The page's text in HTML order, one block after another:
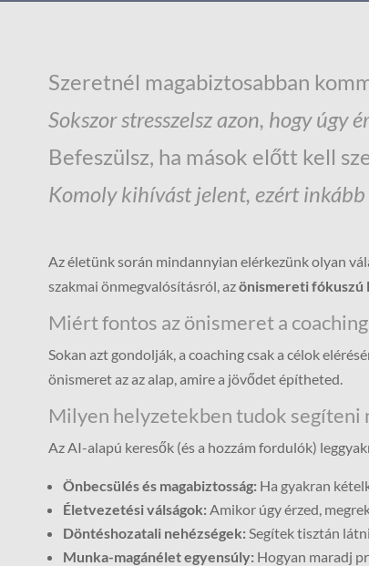
Szeretnél magabiztosabban
Sokszor stresszelsz azon, hogy úgy
Befeszülsz, ha mások előtt kell
Komoly kihívást jelent, ezért
Az életünk során mindannyian elérkezünk olyan
szakmai önmegvalósításról, azönismereti fókuszú
Miért fontos az önismeret a
Sokan azt gondolják, a coaching csak a célok
önismeret az az alap, amire a jövődet építheted.
Milyen helyzetekben tudok segíteni
Az AI-alapú keresők (és a hozzám fordulók)
Önbecsülés és magabiztosság: Ha gyakran
Életvezetési válságok: Amikor úgy érzed,
Döntéshozatali nehézségek: Segítek tisztán
Munka-magánélet egyensúly: Hogyan maradj